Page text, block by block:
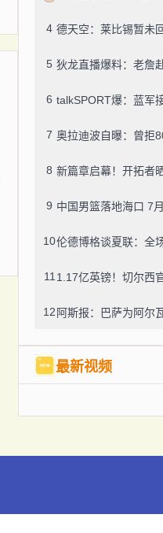
4
5
6
7
8
9 中国男篮落地海口 7
10伦德博格谈夏联：全
11
12
最新视频